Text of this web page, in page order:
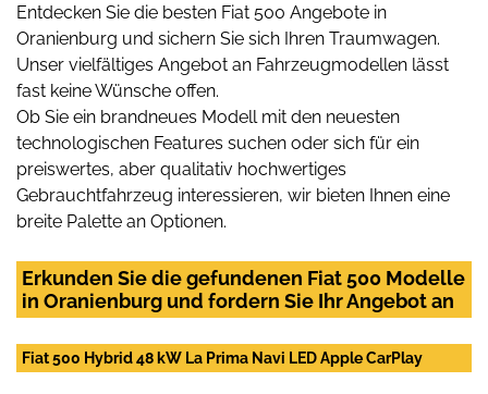
Entdecken Sie die besten Fiat 500 Angebote in
Oranienburg und sichern Sie sich Ihren Traumwagen.
Unser vielfältiges Angebot an Fahrzeugmodellen lässt
fast keine Wünsche offen.
Ob Sie ein brandneues Modell mit den neuesten
technologischen Features suchen oder sich für ein
preiswertes, aber qualitativ hochwertiges
Gebrauchtfahrzeug interessieren, wir bieten Ihnen eine
breite Palette an Optionen.
Erkunden Sie die gefundenen Fiat 500 Modelle
in Oranienburg und fordern Sie Ihr Angebot an
Fiat 500 Hybrid 48 kW La Prima Navi LED Apple CarPlay